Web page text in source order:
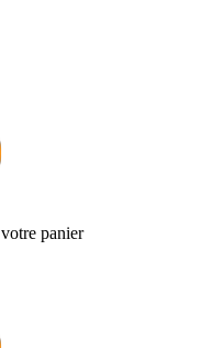
panier